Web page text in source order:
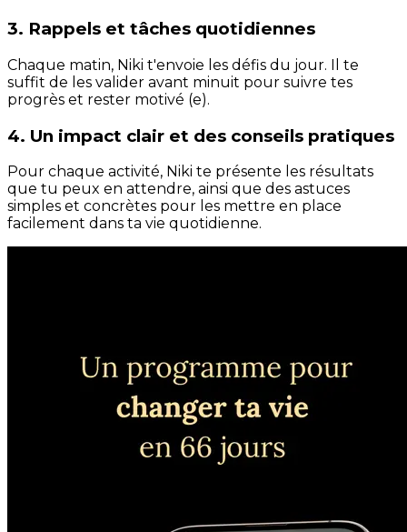
3. Rappels et tâches quotidiennes
Chaque matin, Niki t'envoie les défis du jour. Il te
suffit de les valider avant minuit pour suivre tes
progrès et rester motivé (e).
4. Un impact clair et des conseils pratiques
Pour chaque activité, Niki te présente les résultats
que tu peux en attendre, ainsi que des astuces
simples et concrètes pour les mettre en place
facilement dans ta vie quotidienne.